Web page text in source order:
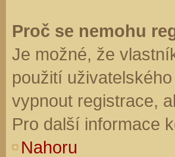
Proč se nemohu
Je možné, že
použití
vypnout registrace,
Pro další informace
Nahoru